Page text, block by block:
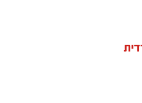
ברור ואינו נתון למשא ומתן:
פירוז רצועת עזה והבטחת
מתפשר לתושבי האזור",
העוטף אינם צריכים עוד
ודאות ביטחונית. זו חובתה
נעמוד על כך ללא